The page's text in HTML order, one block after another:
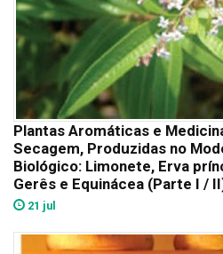
Plantas Aromáticas e
Secagem, Produzidas no
Biológico: Limonete, Erva
Gerês e Equinácea (Parte I /
21 jul